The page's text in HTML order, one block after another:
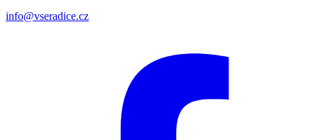
info@vseradice.cz